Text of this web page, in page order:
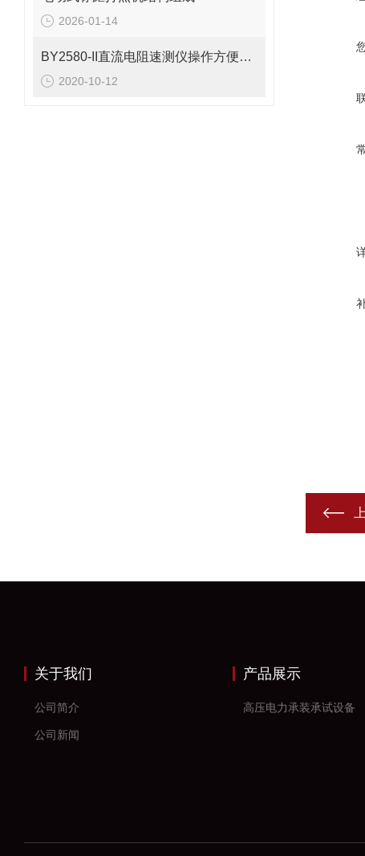
2026-01-14
BY2580-II直流电阻速测仪操作方便快捷准确
2020-10-12
关于我们
公司简介
公司新闻
产品展示
高压电力承装承试设备